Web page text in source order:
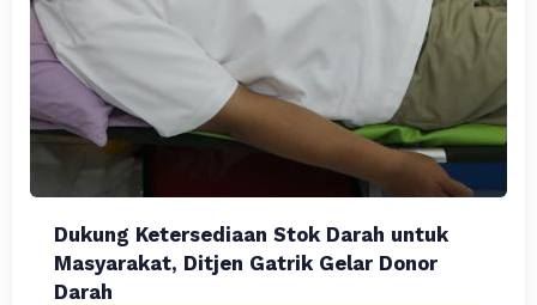
Dukung Ketersediaan Stok Darah untuk
Masyarakat, Ditjen Gatrik Gelar Donor
Darah